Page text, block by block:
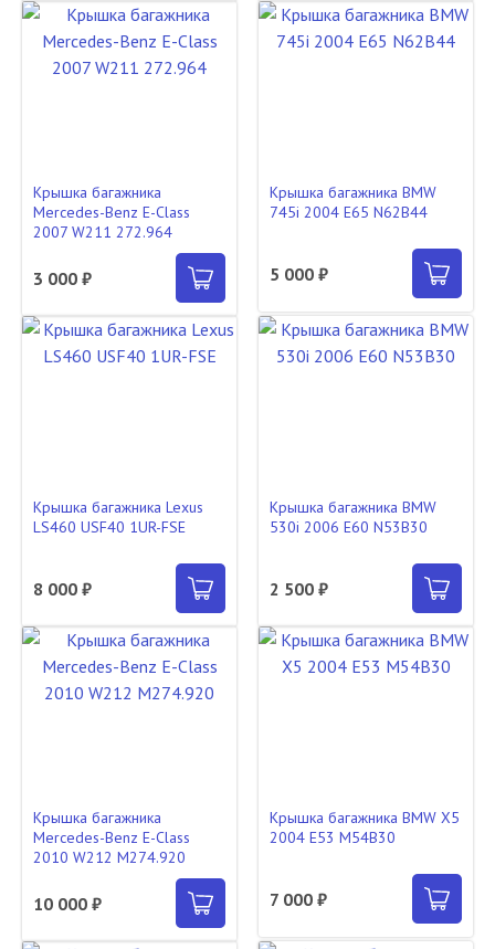
Крышка багажника
Mercedes-Benz E-Class
2007 W211 272.964
3 000 ₽
Крышка багажника BMW
745i 2004 E65 N62B44
5 000 ₽
Крышка багажника Lexus
LS460 USF40 1UR-FSE
8 000 ₽
Крышка багажника BMW
530i 2006 E60 N53B30
2 500 ₽
Крышка багажника
Mercedes-Benz E-Class
2010 W212 M274.920
10 000 ₽
Крышка багажника BMW X5
2004 E53 M54B30
7 000 ₽